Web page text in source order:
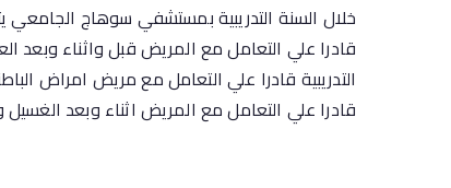
خلال السنة التدريبية بمستشفي سوهاج الجامعي
قادرا علي التعامل مع المريض قبل واثناء وبعد
التدريبية قادرا علي التعامل مع مريض امراض
قادرا علي التعامل مع المريض اثناء وبعد